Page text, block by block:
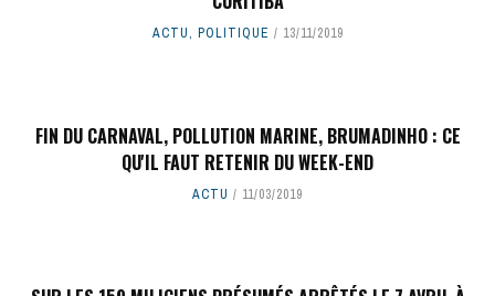
ACTU, POLITIQUE 13/11/2019
FIN DU CARNAVAL, POLLUTION MARINE, BRUMADINHO : CE
QU'IL FAUT RETENIR DU WEEK-END
ACTU 11/03/2019